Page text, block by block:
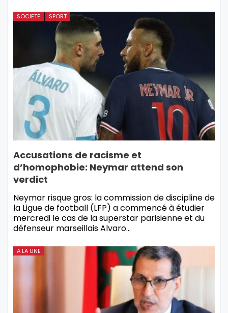
SOCIETE SPORT
Accusations de racisme et
d’homophobie: Neymar attend son
verdict
Neymar risque gros: la commission de discipline de
la Ligue de football (LFP) a commencé à étudier
mercredi le cas de la superstar parisienne et du
défenseur marseillais Alvaro…
A LA UNE